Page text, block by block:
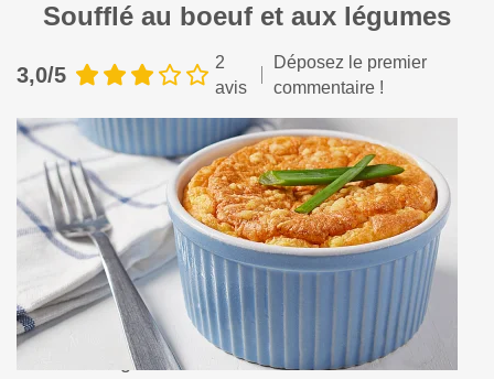
Soufflé au boeuf et aux légumes
3,0/5
2
avis
Déposez le premier
commentaire !
Un soufflé gourmand avec du boeuf haché, des